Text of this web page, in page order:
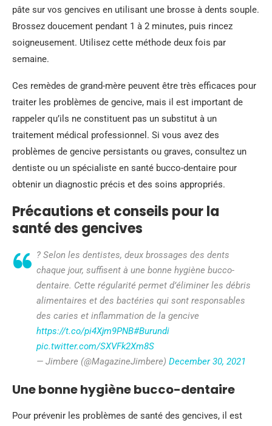
pâte sur vos gencives en utilisant une brosse à dents souple.
Brossez doucement pendant 1 à 2 minutes, puis rincez
soigneusement. Utilisez cette méthode deux fois par
semaine.
Ces remèdes de grand-mère peuvent être très efficaces pour
traiter les problèmes de gencive, mais il est important de
rappeler qu’ils ne constituent pas un substitut à un
traitement médical professionnel. Si vous avez des
problèmes de gencive persistants ou graves, consultez un
dentiste ou un spécialiste en santé bucco-dentaire pour
obtenir un diagnostic précis et des soins appropriés.
Précautions et conseils pour la
santé des gencives
? Selon les dentistes, deux brossages des dents
chaque jour, suffisent à une bonne hygiène bucco-
dentaire. Cette régularité permet d’éliminer les débris
alimentaires et des bactéries qui sont responsables
des caries et inflammation de la gencive
https://t.co/pi4Xjm9PNB#Burundi
pic.twitter.com/SXVFk2Xm8S
— Jimbere (@MagazineJimbere) December 30, 2021
Une bonne hygiène bucco-dentaire
Pour prévenir les problèmes de santé des gencives, il est